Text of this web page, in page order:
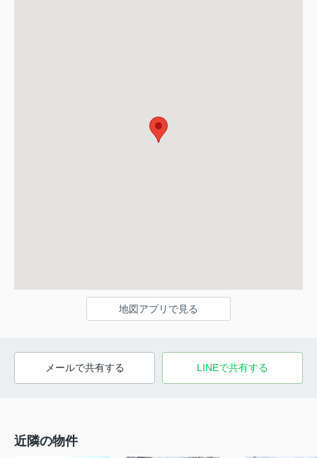
地図アプリで見る
メールで共有する LINEで共有する
近隣の物件